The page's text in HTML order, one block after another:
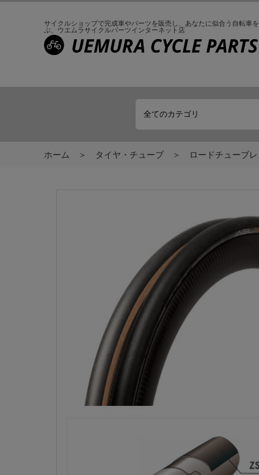
サイクルショップで完成車やパーツを販売し、 あなたに似合う自転車
ぶ、 ウエムラサイクルパーツインターネット店
ホーム タイヤ・チューブ ロードチューブレ